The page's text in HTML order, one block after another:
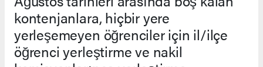
kontenjanlara, hiçbir yere
yerleşemeyen öğrenciler için il/ilçe
öğrenci yerleştirme ve nakil